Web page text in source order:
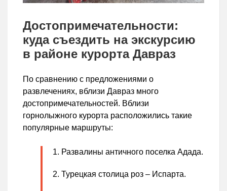
Достопримечательности:
куда съездить на экскурсию
в районе курорта Давраз
По сравнению с предложениями о
развлечениях, вблизи Давраз много
достопримечательностей. Вблизи
горнолыжного курорта расположились такие
популярные маршруты:
Развалины античного поселка Адада.
Турецкая столица роз – Испарта.